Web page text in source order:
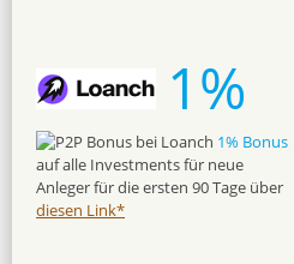
1%
1% Bonus
auf alle Investments für neue
Anleger für die ersten 90 Tage über
diesen Link*